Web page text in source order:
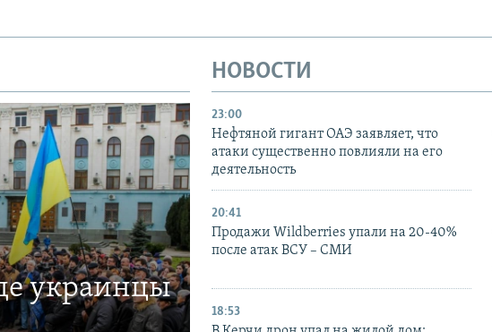
украинцы
НОВОСТИ
23:00
Нефтяной гигант ОАЭ заявляет, что
атаки существенно повлияли на его
деятельность
20:41
Продажи Wildberries упали на 20-40%
после атак ВСУ – СМИ
18:53